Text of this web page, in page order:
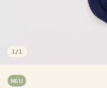
1 / 1
NEU